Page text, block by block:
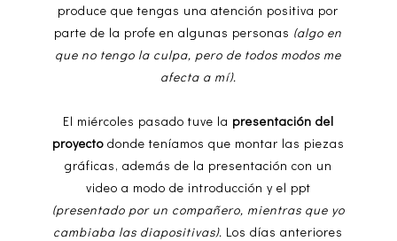
produce que tengas una atención positiva por
parte de la profe en algunas personas (algo en
que no tengo la culpa, pero de todos modos me
afecta a mí).
El miércoles pasado tuve la presentación del
proyectodonde teníamos que montar las piezas
gráficas, además de la presentación con un
video a modo de introducción y el ppt
(presentado por un compañero, mientras que yo
cambiaba las diapositivas). Los días anteriores